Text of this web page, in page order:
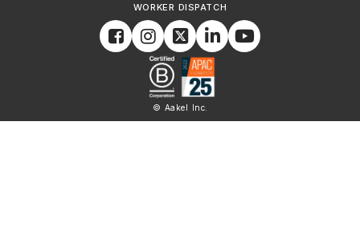
WORKER DISPATCH
© Aakel Inc.